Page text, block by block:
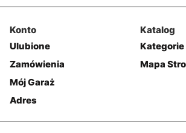
Konto
Ulubione
Zamówienia
Mój Garaż
Adres
Katalog
Kategorie
Mapa